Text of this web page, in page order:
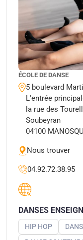
ÉCOLE DE DANSE
5 boulevard
L'entrée
la rue des
Soubeyran
04100
Nous trouver
04.92.72.38.95
DANSES
HIP HOP